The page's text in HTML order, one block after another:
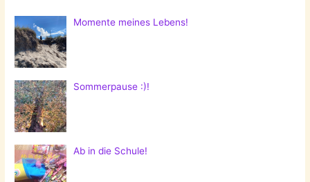
Momente meines Lebens!
Sommerpause :)!
Ab in die Schule!